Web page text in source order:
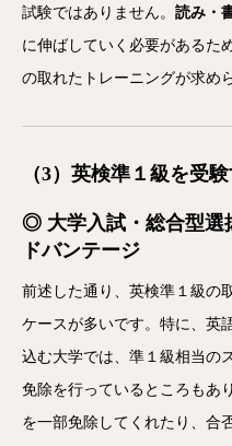
試験ではありません。 読み・
に伸ばしていく必要があるた
の取れたトレーニングが求め
（3）英検準１級を受
◎ 大学入試・総合型選
ドバンテージ
前述した通り、英検準１級の
ケースが多いです。特に、英
込む大学では、準１級相当の
免除を行っているところもあ
を一部免除してくれたり、合